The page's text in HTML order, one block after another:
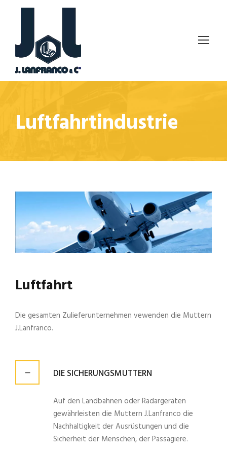
Luftfahrtindustrie
Luftfahrt
Die gesamten Zulieferunternehmen vewenden die Muttern
J.Lanfranco.
DIE SICHERUNGSMUTTERN
Auf den Landbahnen oder Radargeräten
gewährleisten die Muttern J.Lanfranco die
Nachhaltigkeit der Ausrüstungen und die
Sicherheit der Menschen, der Passagiere.